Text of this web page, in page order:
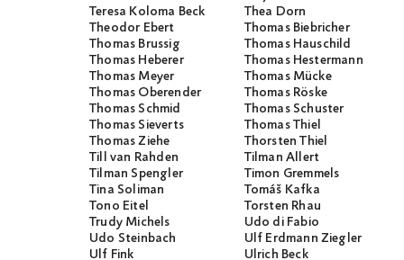
Teresa Koloma Beck
Thea Dorn
Theodor Ebert
Thomas Biebricher
Thomas Brussig
Thomas Hauschild
Thomas Heberer
Thomas Hestermann
Thomas Meyer
Thomas Mücke
Thomas Oberender
Thomas Röske
Thomas Schmid
Thomas Schuster
Thomas Sieverts
Thomas Thiel
Thomas Ziehe
Thorsten Thiel
Till van Rahden
Tilman Allert
Tilman Spengler
Timon Gremmels
Tina Soliman
Tomáš Kafka
Tono Eitel
Torsten Rhau
Trudy Michels
Udo di Fabio
Udo Steinbach
Ulf Erdmann Ziegler
Ulf Fink
Ulrich Beck